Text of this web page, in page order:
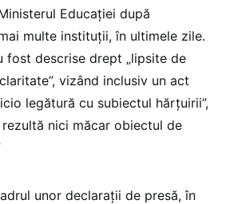
Educației după
multe instituții, în ultimele zile.
fost descrise drept „lipsite de
vizând inclusiv un act
legătură cu subiectul hărțuirii”,
rezultă nici măcar obiectul de
unor declarații de presă, în